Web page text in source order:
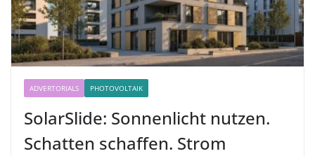
ADVERTORIALS PHOTOVOLTAIK
SolarSlide: Sonnenlicht nutzen.
Schatten schaffen. Strom